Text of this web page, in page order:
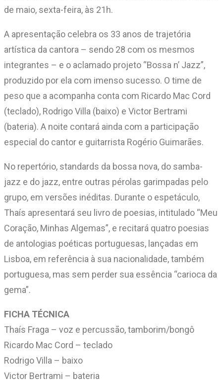
de maio, sexta-feira, às 21h.
A apresentação celebra os 33 anos de trajetória
artística da cantora – sendo 28 com os mesmos
integrantes – e o aclamado projeto “Bossa n’ Jazz”,
produzido por ela com imenso sucesso. O time de
peso que a acompanha conta com Ricardo Mac Cord
(teclado), Rodrigo Villa (baixo) e Victor Bertrami
(bateria). A noite contará ainda com a participação
especial do cantor e guitarrista Rogério Guimarães.
No repertório, standards da bossa nova, do samba-
jazz e do jazz, entre outras pérolas garimpadas pelo
grupo, em versões inéditas. Durante o espetáculo,
Thaís apresentará seu livro de poesias, intitulado “Meu
Coração, Minhas Algemas”, e recitará quatro poesias
de antologias poéticas portuguesas, lançadas em
Lisboa, em referência à sua nacionalidade, também
portuguesa, mas sem perder sua essência “carioca da
gema”.
FICHA TÉCNICA
Thaís Fraga – voz e percussão, tamborim/bongô
Ricardo Mac Cord – teclado
Rodrigo Villa – baixo
Victor Bertrami – bateria